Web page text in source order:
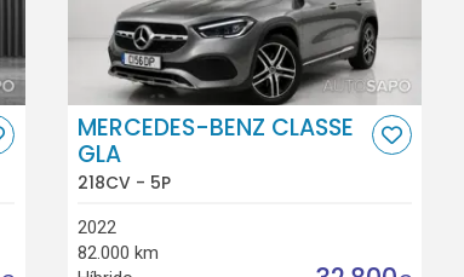
MERCEDES-BENZ CLASSE
GLA
218CV - 5P
2022
82.000 km